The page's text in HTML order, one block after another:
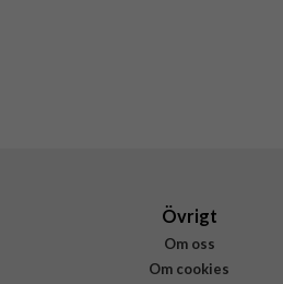
Övrigt
Om oss
Om cookies